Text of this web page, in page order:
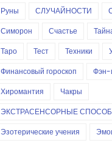
Руны
СЛУЧАЙНОСТИ
Симорон
Счастье
Таро
Тест Техники
Финансовый гороскоп
Фэн-
Хиромантия
Чакры
ЭКСТРАСЕНСОРНЫЕ
Эзотерические учения